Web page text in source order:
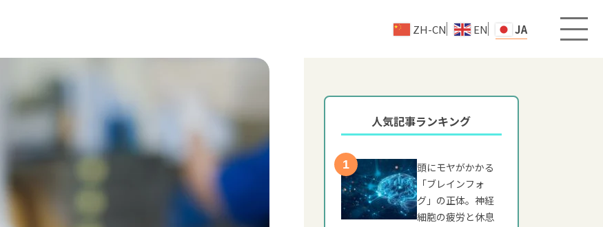
ZH-CN EN JA
人気記事ランキング
頭にモヤがかかる
「ブレインフォ
グ」の正体。神経
細胞の疲労と休息